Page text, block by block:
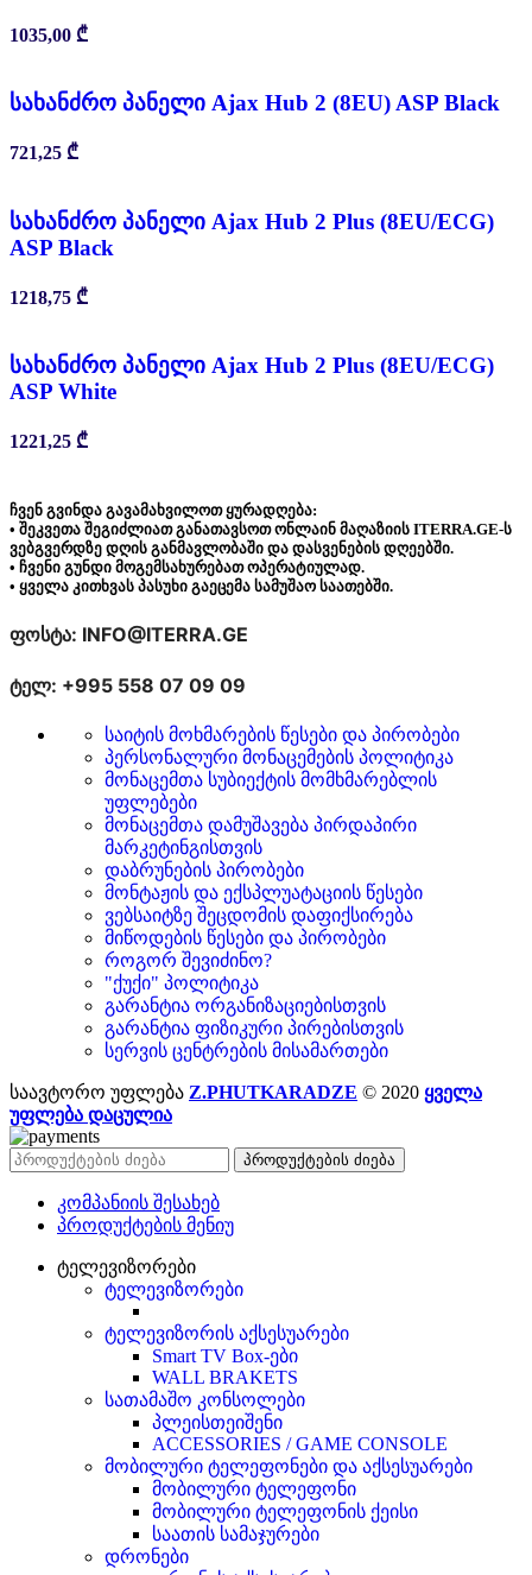
1035,00 ₾
სახანძრო პანელი Ajax Hub 2 (8EU) ASP Black
721,25 ₾
სახანძრო პანელი Ajax Hub 2 Plus (8EU/ECG)
ASP Black
1218,75 ₾
სახანძრო პანელი Ajax Hub 2 Plus (8EU/ECG)
ASP White
1221,25 ₾
ჩვენ გვინდა გავამახვილოთ ყურადღება:
• შეკვეთა შეგიძლიათ განათავსოთ ონლაინ მაღაზიის ITERRA.GE-ს
ვებგვერდზე დღის განმავლობაში და დასვენების დღეებში.
• ჩვენი გუნდი მოგემსახურებათ ოპერატიულად.
• ყველა კითხვას პასუხი გაეცემა სამუშაო საათებში.
ფოსტა: INFO@ITERRA.GE
ტელ: +995 558 07 09 09
საიტის მოხმარების წესები და პირობები
პერსონალური მონაცემების პოლიტიკა
მონაცემთა სუბიექტის მომხმარებლის
უფლებები
მონაცემთა დამუშავება პირდაპირი
მარკეტინგისთვის
დაბრუნების პირობები
მონტაჟის და ექსპლუატაციის წესები
ვებსაიტზე შეცდომის დაფიქსირება
მიწოდების წესები და პირობები
როგორ შევიძინო?
"ქუქი" პოლიტიკა
გარანტია ორგანიზაციებისთვის
გარანტია ფიზიკური პირებისთვის
სერვის ცენტრების მისამართები
საავტორო უფლება Z.PHUTKARADZE © 2020 ყველა
უფლება დაცულია
პროდუქტების ძიება
კომპანიის შესახებ
პროდუქტების მენიუ
ტელევიზორები
ტელევიზორები
ტელევიზორის აქსესუარები
Smart TV Box-ები
WALL BRAKETS
სათამაშო კონსოლები
პლეისთეიშენი
ACCESSORIES / GAME CONSOLE
მობილური ტელეფონები და აქსესუარები
მობილური ტელეფონი
მობილური ტელეფონის ქეისი
საათის სამაჯურები
დრონები